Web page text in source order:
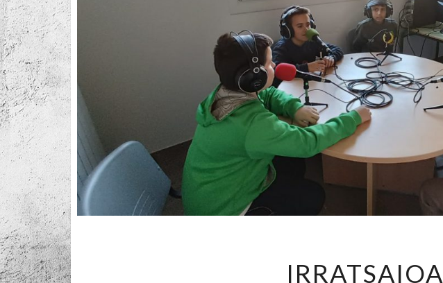
IRRATSAIOA